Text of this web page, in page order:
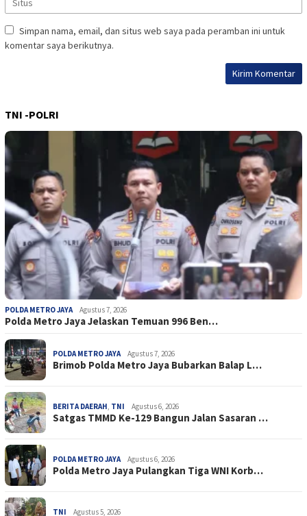
Simpan nama, email, dan situs web saya pada peramban ini untuk
komentar saya berikutnya.
TNI -POLRI
POLDA METRO JAYA Agustus 7, 2026
Polda Metro Jaya Jelaskan Temuan 996 Ben…
POLDA METRO JAYA Agustus 7, 2026
Brimob Polda Metro Jaya Bubarkan Balap L…
BERITA DAERAH, TNI Agustus 6, 2026
Satgas TMMD Ke-129 Bangun Jalan Sasaran …
POLDA METRO JAYA Agustus 6, 2026
Polda Metro Jaya Pulangkan Tiga WNI Korb…
TNI Agustus 5, 2026